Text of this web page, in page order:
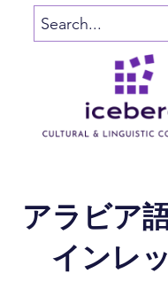
アラビア
インレ